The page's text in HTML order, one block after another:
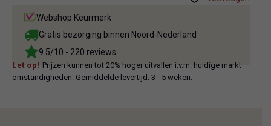
aantal
Webshop Keurmerk
Gratis bezorging binnen Noord-Nederland
9.5/10 - 220 reviews
Let op! Prijzen kunnen tot 20% hoger uitvallen i.v.m. huidige markt
omstandigheden. Gemiddelde levertijd: 3 - 5 weken.